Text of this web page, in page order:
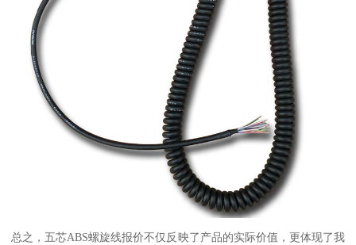
总之，五芯ABS螺旋线报价不仅反映了产品的实际价值，更体现了我